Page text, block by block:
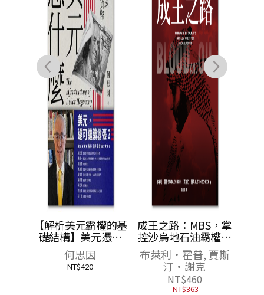
【解析美元霸權的基
礎結構】美元憑什
麼？：左右全球金融
的貨幣
何思因
NT$420
成王之路：MBS，掌
控沙烏地石油霸權、
撼動世界經濟的暗黑
王儲
布萊利・霍普, 賈斯
汀・謝克
NT$460
NT$363